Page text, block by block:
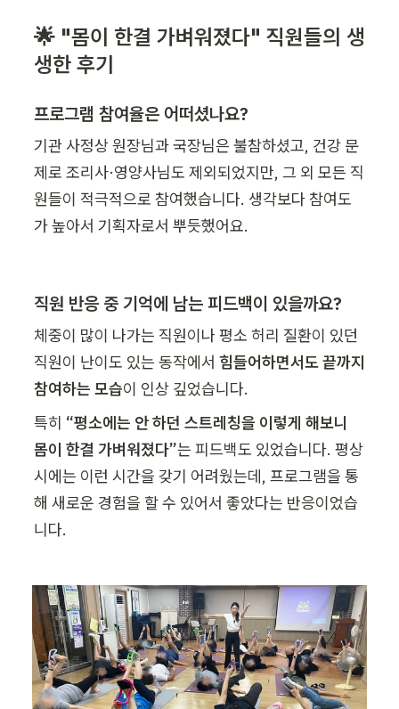
🌟 "몸이 한결 가벼워졌다" 직원들의 생
생한 후기
프로그램 참여율은 어떠셨나요?
기관 사정상 원장님과 국장님은 불참하셨고, 건강 문
제로 조리사·영양사님도 제외되었지만, 그 외 모든 직
원들이 적극적으로 참여했습니다. 생각보다 참여도
가 높아서 기획자로서 뿌듯했어요.
직원 반응 중 기억에 남는 피드백이 있을까요?
체중이 많이 나가는 직원이나 평소 허리 질환이 있던
직원이 난이도 있는 동작에서 힘들어하면서도 끝까지
참여하는 모습이 인상 깊었습니다.
특히 “평소에는 안 하던 스트레칭을 이렇게 해보니
몸이 한결 가벼워졌다”는 피드백도 있었습니다. 평상
시에는 이런 시간을 갖기 어려웠는데, 프로그램을 통
해 새로운 경험을 할 수 있어서 좋았다는 반응이었습
니다.